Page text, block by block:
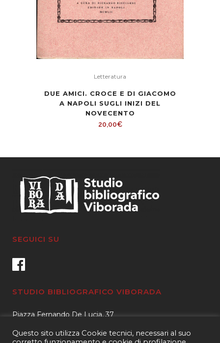
Letteratura
DUE AMICI. CROCE E DI GIACOMO
A NAPOLI SUGLI INIZI DEL
NOVECENTO
20,00€
SEGUICI SU
STUDIO BIBLIOGRAFICO VIBORADA
Piazza Fernando De Lucia, 37
Tel.3400596959 – 3404632889
Questo sito utilizza Cookie tecnici, necessari al suo